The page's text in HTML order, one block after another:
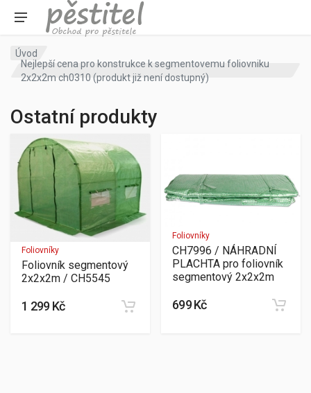
Úvod
Nejlepší cena pro konstrukce k segmentovemu foliovniku
2x2x2m ch0310 (produkt již není dostupný)
Ostatní produkty
Foliovníky
Foliovník segmentový
2x2x2m / CH5545
1 299 Kč
Foliovníky
CH7996 / NÁHRADNÍ
PLACHTA pro foliovník
segmentový 2x2x2m
699 Kč